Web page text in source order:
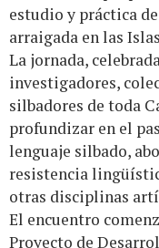
estudio y práctica
arraigada en las
La jornada,
investigadores,
silbadores de toda
profundizar en el
lenguaje silbado,
resistencia
otras disciplinas
El encuentro
Proyecto de